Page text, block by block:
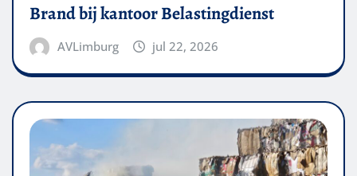
Brand bij kantoor Belastingdienst
AVLimburg jul 22, 2026